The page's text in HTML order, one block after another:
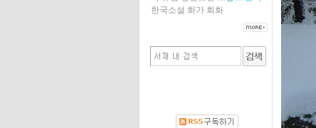
한국소설 화가 회화